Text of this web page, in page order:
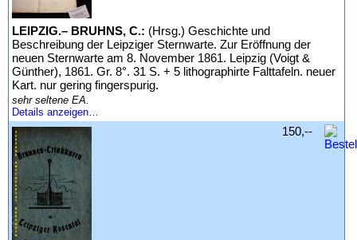
LEIPZIG.– BRUHNS, C.: (Hrsg.) Geschichte und
Beschreibung der Leipziger Sternwarte. Zur Eröffnung der
neuen Sternwarte am 8. November 1861. Leipzig (Voigt &
Günther), 1861. Gr. 8°. 31 S. + 5 lithographirte Falttafeln. neuer
Kart. nur gering fingerspurig.
sehr seltene EA.
Details anzeigen…
150,--